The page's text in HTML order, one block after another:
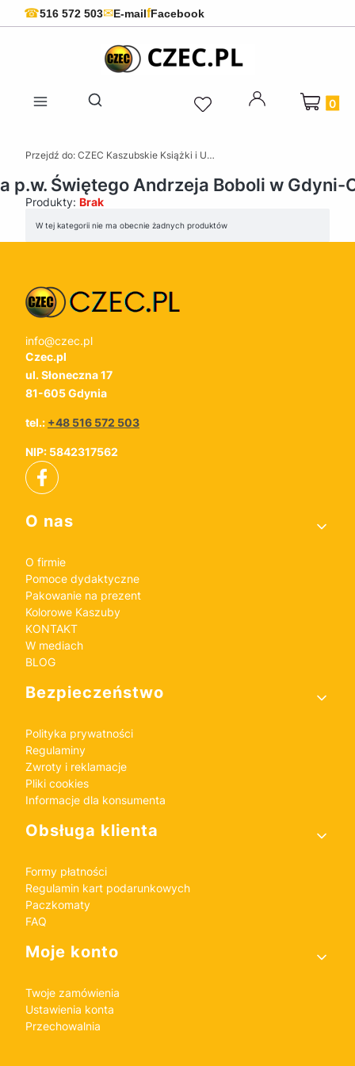
☎516 572 503✉E-mailfFacebook
Otwórz wyszukiwarkę
Produkty
Przejdź do: CZEC Kaszubskie Książki i Upominki - Pamiątki z Kaszub
p.w. Świętego Andrzeja Boboli w Gdyni-
Produkty: Brak
Lista produktów
W tej kategorii nie ma obecnie żadnych produktów
info@czec.pl
Czec.pl
ul. Słoneczna 17
81-605 Gdynia
tel.: +48 516 572 503
NIP: 5842317562
Linki w stopce
O nas
O firmie
Pomoce dydaktyczne
Pakowanie na prezent
Kolorowe Kaszuby
KONTAKT
W mediach
BLOG
Bezpieczeństwo
Polityka prywatności
Regulaminy
Zwroty i reklamacje
Pliki cookies
Informacje dla konsumenta
Obsługa klienta
Formy płatności
Regulamin kart podarunkowych
Paczkomaty
FAQ
Moje konto
Twoje zamówienia
Ustawienia konta
Przechowalnia